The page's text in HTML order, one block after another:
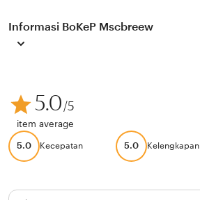
Informasi BoKeP Mscbreew
5.0/5
item average
5.0 Kecepatan 5.0 Kelengkapan